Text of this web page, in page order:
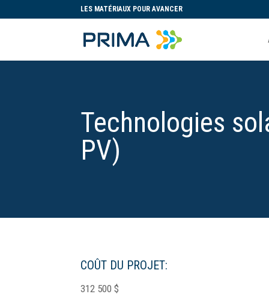
LES MATÉRIAUX POUR AVANCER
Technologies
PV)
COÛT DU PROJET:
312 500 $